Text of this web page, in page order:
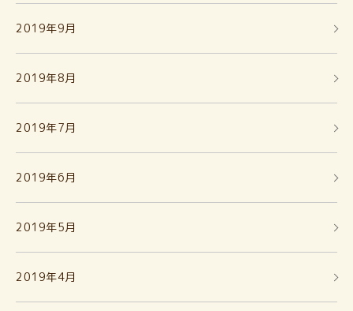
2019年9月
2019年8月
2019年7月
2019年6月
2019年5月
2019年4月